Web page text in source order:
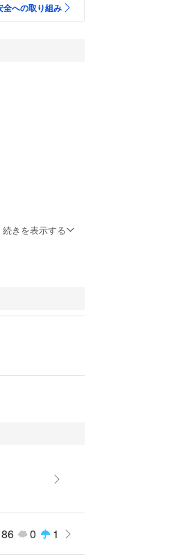
全への取り組み
トと並んで人気の
に優れた素材
ト。
トの調節が可能で
は新しく作り直さ
。
#リバーバレ
続きを表示する
86 0 1